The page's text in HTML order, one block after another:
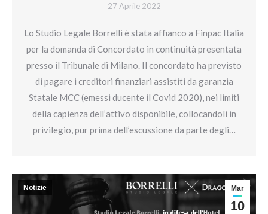
27 Aprile 2022
Lo Studio Legale Borrelli è stata affianco a Finpac Italia
per la domanda di Concordato in continuità presentata
presso il Tribunale di Milano. Il concordato ha previsto
di pagare i creditori finanziari assistiti da garanzia
Statale MCC (emessi ducente il Covid 2020), nei limiti
della capienza dell’attivo disponibile, collocandoli in
privilegio, pur prima dell’escussione da parte degli…
Mar
10
Notizie